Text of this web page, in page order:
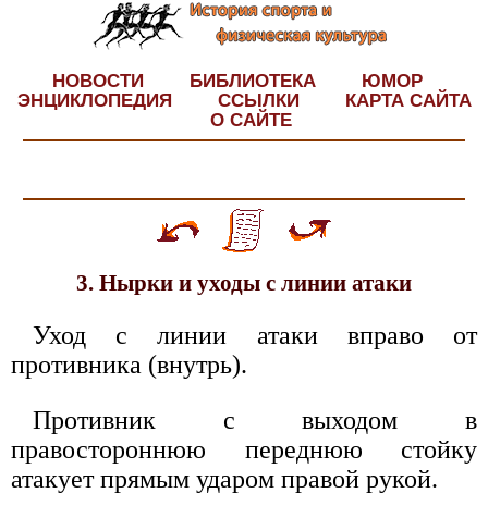
НОВОСТИ БИБЛИОТЕКА
ЮМОР
ЭНЦИКЛОПЕДИЯ
ССЫЛКИ
КАРТА САЙТА
О САЙТЕ
3. Нырки и уходы с линии атаки
Уход с линии атаки вправо от
противника (внутрь).
Противник с выходом в
правостороннюю переднюю стойку
атакует прямым ударом правой рукой.